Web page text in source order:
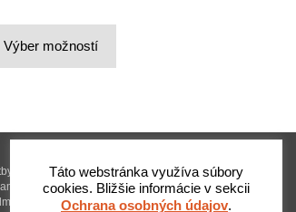
15,10 €
through
Výber možností
Tento
si
môžete
Táto webstránka využíva súbory
cookies. Bližšie informácie v sekcii
Ochrana osobných údajov.